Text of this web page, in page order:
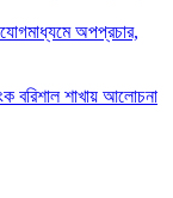
অপপ্রচার,
বরিশাল শাখায় আলোচনা